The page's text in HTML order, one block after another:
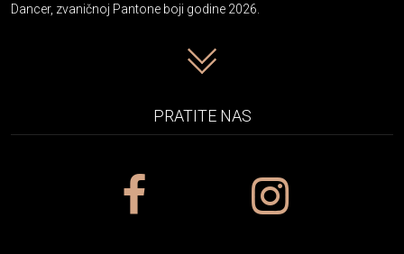
Dancer, zvaničnoj Pantone boji godine 2026.
PRATITE NAS